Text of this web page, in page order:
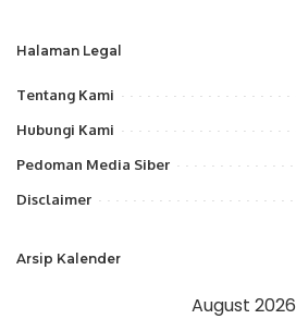
Halaman Legal
Tentang Kami
Hubungi Kami
Pedoman Media Siber
Disclaimer
Arsip Kalender
August 2026